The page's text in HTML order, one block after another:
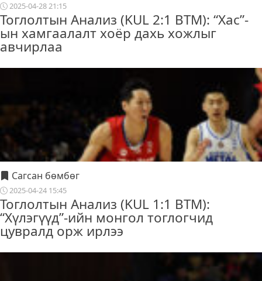
2025-04-28 21:15
Тоглолтын Анализ (KUL 2:1 BTM): “Хас”-
ын хамгаалалт хоёр дахь хожлыг
авчирлаа
Сагсан бөмбөг
2025-04-24 15:45
Тоглолтын Анализ (KUL 1:1 BTM):
“Хүлэгүүд”-ийн монгол тоглогчид
цувралд орж ирлээ